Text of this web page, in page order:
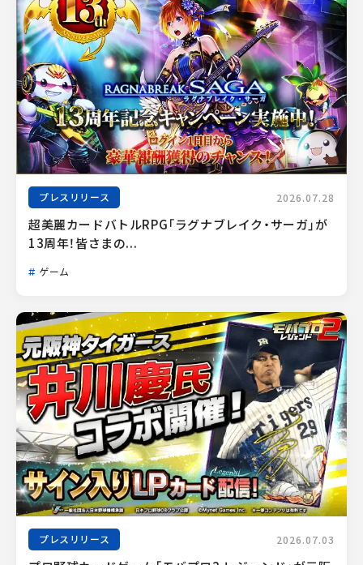
プレスリリース 2026.07.28
超美麗カードバトルRPG「ラグナブレイク・サーガ」が
13周年！皆さまの...
ゲーム
プレスリリース 2026.07.03